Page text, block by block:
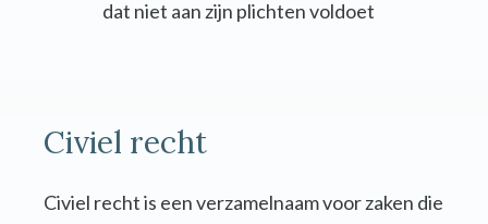
dat niet aan zijn plichten voldoet
Civiel recht
Civiel recht is een verzamelnaam voor zaken die